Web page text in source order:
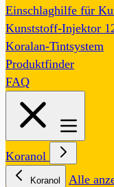
Einschlaghilfe für
Kunststoff-Injektor
Koralan-Tintsystem
Produktfinder
FAQ
Koranol
Koranol Alle